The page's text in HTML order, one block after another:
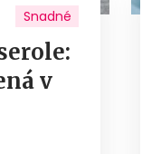
Snadné
v